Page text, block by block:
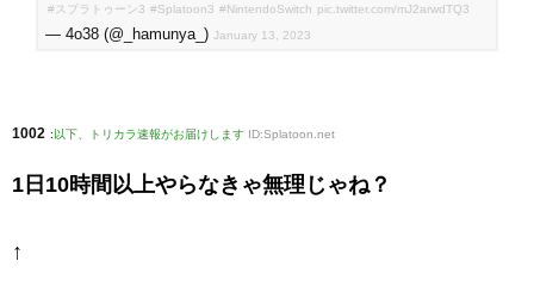
#スプラトゥーン3 #Splatoon3 #NintendoSwitch pic.twitter.com/mJ2arwdTQ3
— 4o38 (@_hamunya_) January 13, 2023
1002 : 以下、トリカラ速報がお届けします ID:Splatoon.net
1日10時間以上やらなきゃ無理じゃね？
↑